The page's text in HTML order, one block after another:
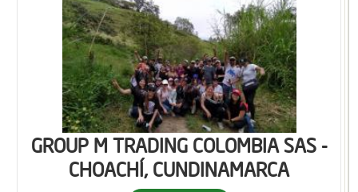
GROUP M TRADING COLOMBIA SAS -
CHOACHÍ, CUNDINAMARCA